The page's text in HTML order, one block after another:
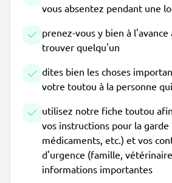
vous absentez pendant une
prenez-vous y bien à
trouver quelqu'un
dites bien les choses
votre toutou à la personne
utilisez notre fiche toutou
vos instructions pour la
médicaments, etc.) et vos
d'urgence (famille,
informations importantes